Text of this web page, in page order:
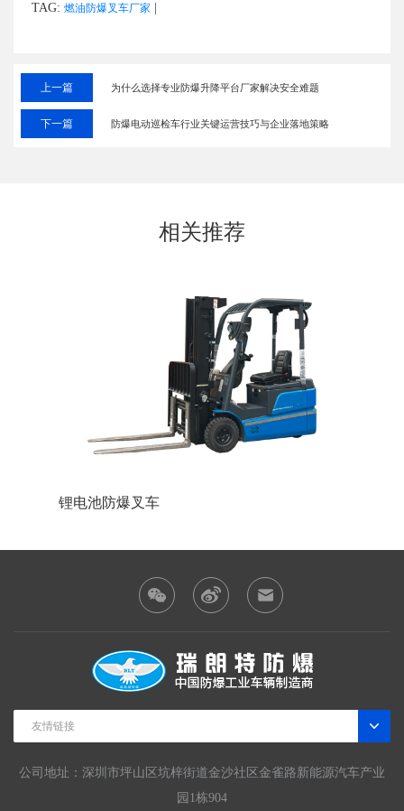
TAG: 燃油防爆叉车厂家
上一篇 为什么选择专业防爆升降平台厂家解决安全难题
下一篇 防爆电动巡检车行业关键运营技巧与企业落地策略
相关推荐
锂电池防爆叉车
友情链接
公司地址：深圳市坪山区坑梓街道金沙社区金雀路新能源汽车产业
园1栋904